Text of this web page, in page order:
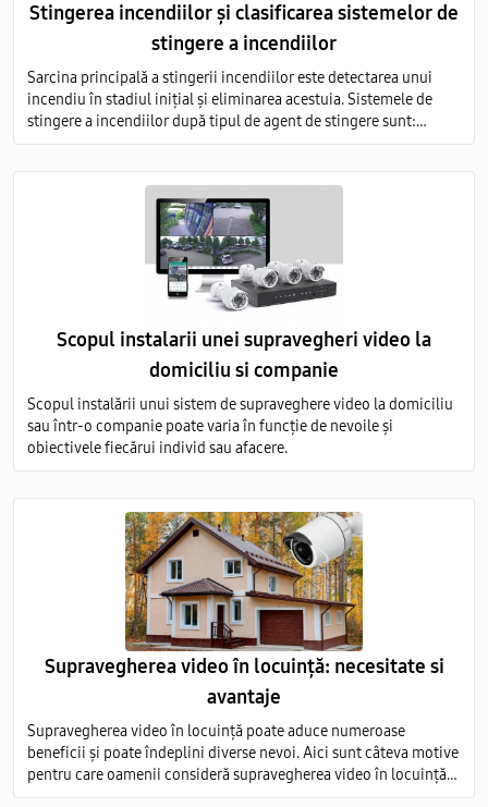
Stingerea incendiilor și clasificarea sistemelor de
stingere a incendiilor
Sarcina principală a stingerii incendiilor este detectarea unui
incendiu în stadiul inițial și eliminarea acestuia. Sistemele de
stingere a incendiilor după tipul de agent de stingere sunt:
aerosoli; apă; pulbere; gaz; spumă.
Scopul instalarii unei supravegheri video la
domiciliu si companie
Scopul instalării unui sistem de supraveghere video la domiciliu
sau într-o companie poate varia în funcție de nevoile și
obiectivele fiecărui individ sau afacere.
Supravegherea video în locuință: necesitate si
avantaje
Supravegherea video în locuință poate aduce numeroase
beneficii și poate îndeplini diverse nevoi. Aici sunt câteva motive
pentru care oamenii consideră supravegherea video în locuință
ca fiind necesară, precum și avantajele asociate acestei practici